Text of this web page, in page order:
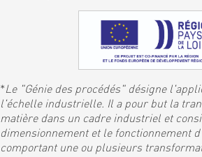
*Le "Génie des procédés" désigne
l'échelle industrielle. Il a pour but la
matière dans un cadre industriel et
dimensionnement et le fonctionnement
comportant une ou plusieurs